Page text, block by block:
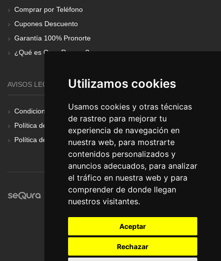
Utilizamos cookies
Usamos cookies y otras técnicas
de rastreo para mejorar tu
experiencia de navegación en
nuestra web, para mostrarte
contenidos personalizados y
anuncios adecuados, para analizar
el tráfico en nuestra web y para
comprender de donde llegan
nuestros visitantes.
Aceptar
Rechazar
Comprar por Teléfono
Cupones Descuento
Garantía 100% Pronorte
¿Qué es Gear Renove?
AVISOS LEGALES
Condiciones Generales
Política de Cookies
Política de Privacidad